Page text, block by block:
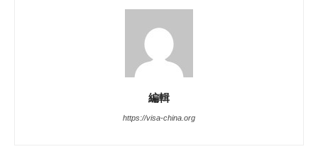
編輯
https://visa-china.org